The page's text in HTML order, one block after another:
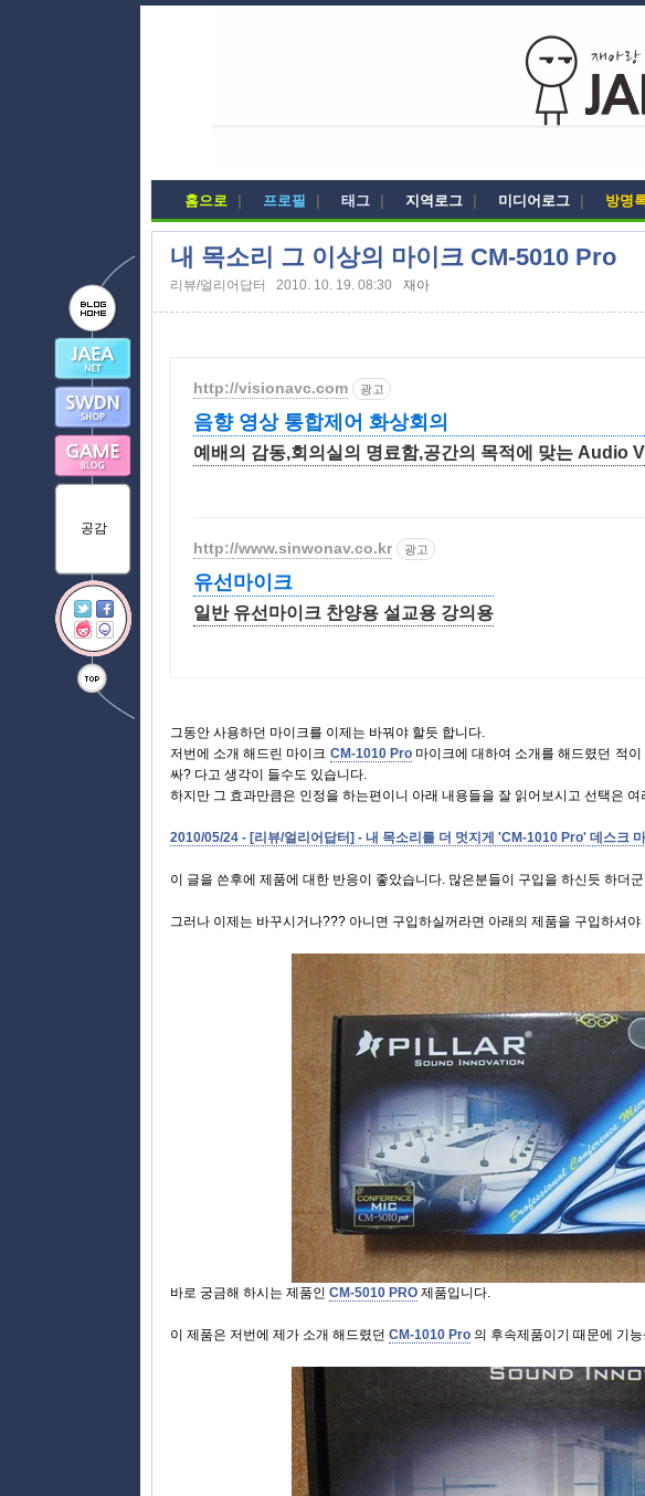
홈으로 프로필 태그 지역로그 미디어로그 방명
내 목소리 그 이상의 마이크 CM-5010 Pro
리뷰/얼리어답터 2010. 10. 19. 08:30 재아
http://visionavc.com 광고
음향 영상 통합제어 화상회의
예배의 감동,회의실의 명료함,공간의 목적에 맞는 Audio
http://www.sinwonav.co.kr 광고
유선마이크
일반 유선마이크 찬양용 설교용 강의용
그동안 사용하던 마이크를 이제는 바꿔야 할듯 합니다.
저번에 소개 해드린 마이크 CM-1010 Pro마이크에 대하여 소개를 해드렸던 적
싸? 다고 생각이 들수도 있습니다.
하지만 그 효과만큼은 인정을 하는편이니 아래 내용들을 잘 읽어보시고 선택은
2010/05/24 - [리뷰/얼리어답터] - 내 목소리를 더 멋지게 'CM-1010 Pro' 데스크
이 글을 쓴후에 제품에 대한 반응이 좋았습니다. 많은분들이 구입을 하신듯 하더
그러나 이제는 바꾸시거나??? 아니면 구입하실꺼라면 아래의 제품을 구입하셔야
바로 궁금해 하시는 제품인 CM-5010 PRO 제품입니다.
이 제품은 저번에 제가 소개 해드렸던 CM-1010 Pro 의 후속제품이기 때문에 기
공감